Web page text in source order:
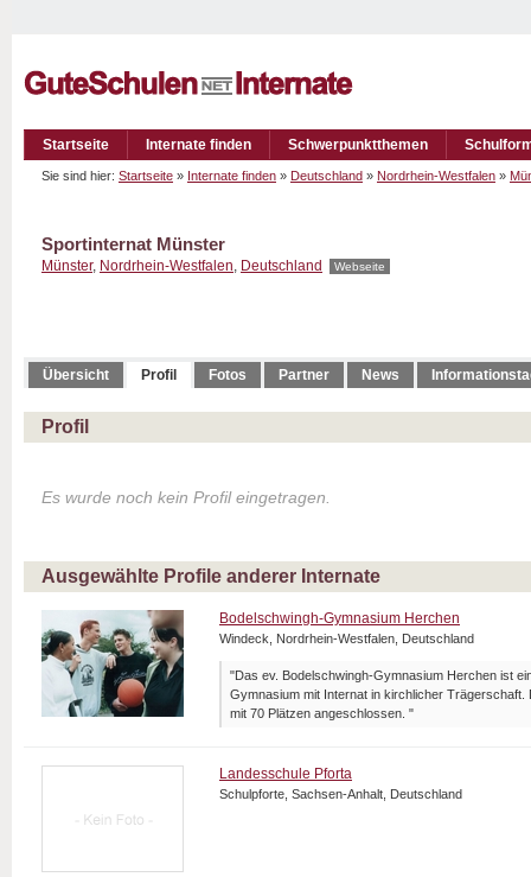
Startseite Internate finden Schwerpunktthemen
Sie sind hier: Startseite » Internate finden » Deutschland » Nordrhein-Westfalen »
Sportinternat Münster
Münster, Nordrhein-Westfalen, Deutschland Webseite
Übersicht Profil Fotos Partner News
Profil
Es wurde noch kein Profil eingetragen.
Ausgewählte Profile anderer Internate
Bodelschwingh-Gymnasium Herchen
Windeck, Nordrhein-Westfalen, Deutschland
"Das ev. Bodelschwingh-Gymnasium Herchen ist
Gymnasium mit Internat in kirchlicher Trägerschaft.
mit 70 Plätzen angeschlossen. "
Landesschule Pforta
Schulpforte, Sachsen-Anhalt, Deutschland